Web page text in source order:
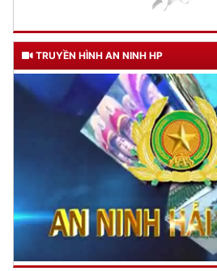
TRUYỀN HÌNH AN NINH HP